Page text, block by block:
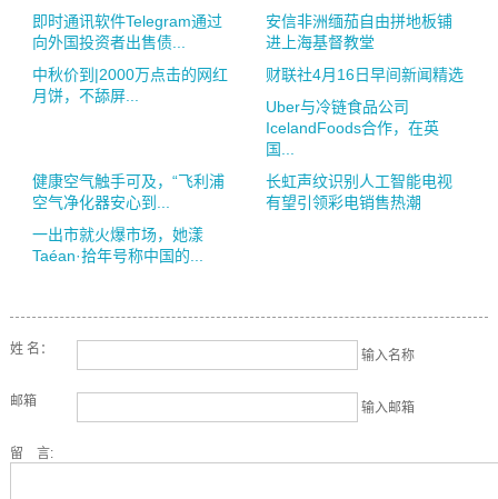
即时通讯软件Telegram通过
向外国投资者出售债...
安信非洲缅茄自由拼地板铺
进上海基督教堂
中秋价到|2000万点击的网红
月饼，不舔屏...
财联社4月16日早间新闻精选
Uber与冷链食品公司
IcelandFoods合作，在英
国...
健康空气触手可及，“飞利浦
空气净化器安心到...
长虹声纹识别人工智能电视
有望引领彩电销售热潮
一出市就火爆市场，她漾
Taéan·拾年号称中国的...
姓 名： 输入名称
邮箱 输入邮箱
留 言: